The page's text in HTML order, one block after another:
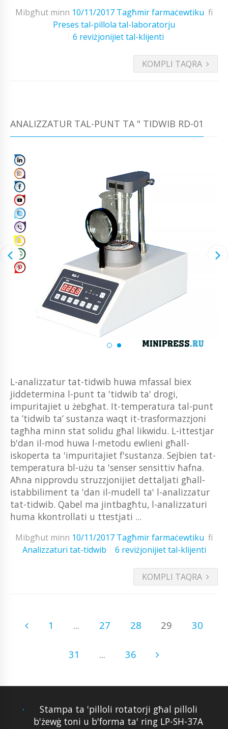
Mibgħut minn 10/11/2017 Tagħmir farmaċewtiku fi
Preses tal-pillola tal-laboratorju
6 reviżjonijiet tal-klijenti
KOMPLI TAQRA
ANALIZZATUR TAL-PUNT TA " TIDWIB RD-01
L-analizzatur tat-tidwib huwa mfassal biex
jiddetermina l-punt ta 'tidwib ta' drogi,
impuritajiet u żebgħat. It-temperatura tal-punt
ta ’tidwib ta’ sustanza waqt it-trasformazzjoni
tagħha minn stat solidu għal likwidu. L-ittestjar
b'dan il-mod huwa l-metodu ewlieni għall-
iskoperta ta 'impuritajiet f'sustanza. Sejbien tat-
temperatura bl-użu ta 'senser sensittiv ħafna.
Aħna nipprovdu struzzjonijiet dettaljati għall-
istabbiliment ta 'dan il-mudell ta' l-analizzatur
tat-tidwib. Qabel ma jintbagħtu, l-analizzaturi
huma kkontrollati u ttestjati ...
Mibgħut minn 10/11/2017 Tagħmir farmaċewtiku fi
Analizzaturi tat-tidwib
6 reviżjonijiet tal-klijenti
KOMPLI TAQRA
1 ... 27 28 29 30
31 ... 36
Stampa ta 'pilloli rotatorji għal pilloli
b'żewġ toni u b'forma ta' ring LP-SH-37A